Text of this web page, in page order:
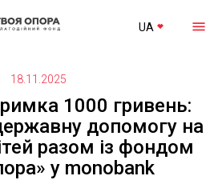
UA
18.11.2025
1000 гривень:
допомогу на
разом із фондом
у monobank